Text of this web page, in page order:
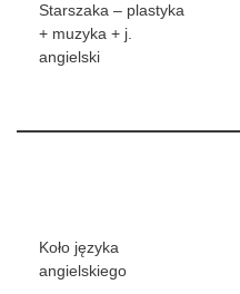
Starszaka – plastyka
+ muzyka + j.
angielski
Koło języka
angielskiego